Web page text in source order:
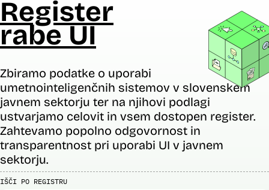
Register
rabe UI
Zbiramo podatke o uporabi
umetnointeligenčnih sistemov v slovenskem
javnem sektorju ter na njihovi podlagi
ustvarjamo celovit in vsem dostopen register.
Zahtevamo popolno odgovornost in
transparentnost pri uporabi UI v javnem
sektorju.
IŠČI PO REGISTRU